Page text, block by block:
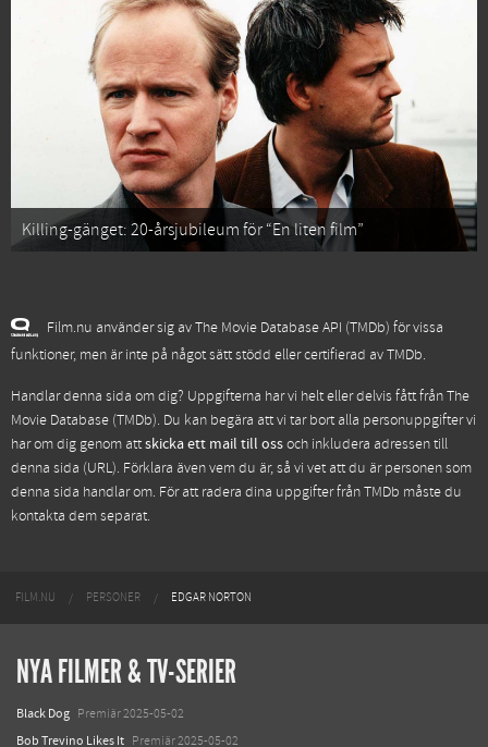
Killing-gänget: 20-årsjubileum för “En liten film”
Film.nu använder sig av The Movie Database API (TMDb) för vissa
funktioner, men är inte på något sätt stödd eller certifierad av TMDb.
Handlar denna sida om dig? Uppgifterna har vi helt eller delvis fått frånThe
Movie Database (TMDb). Du kan begära att vi tar bort alla personuppgifter vi
har om dig genom attskicka ett mail till ossoch inkludera adressen till
denna sida (URL). Förklara även vem du är, så vi vet att du är personen som
denna sida handlar om. För att radera dina uppgifter från TMDb måste du
kontakta dem separat.
FILM.NU PERSONER EDGAR NORTON
NYA FILMER & TV-SERIER
Black Dog Premiär 2025-05-02
Bob Trevino Likes It Premiär 2025-05-02